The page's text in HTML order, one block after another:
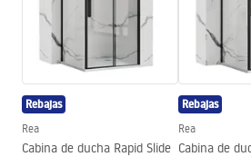
Altura mín.
Altura máx.
1145
Sí,
Regulación de presión
Sí
Sistema Anti-Calc
Condiciones de garantía
Instrucciones de montaje
shower_set.pdf
Rebajas
Rea
Cabina de ducha Rapid Slide
Rebajas
Rea
Cabina de